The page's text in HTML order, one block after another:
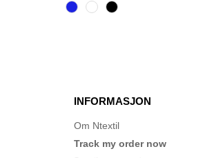
INFORMASJON
Om Ntextil
Track my order now